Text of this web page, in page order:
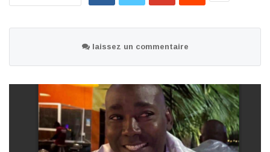
laissez un commentaire